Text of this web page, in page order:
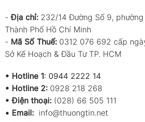
-Địa chỉ: 232/14 Đường Số 9,
Thành Phố Hồ Chí Minh
- Mã Số Thuế: 0312 076 692 cấp
Sở Kế Hoạch & Đầu Tư TP. HCM
• Hotline 1: 0944 2222 14
• Hotline 2: 0928 218 268
• Điện thoại: (028) 66 505 111
• Email: info@thuongtin.net